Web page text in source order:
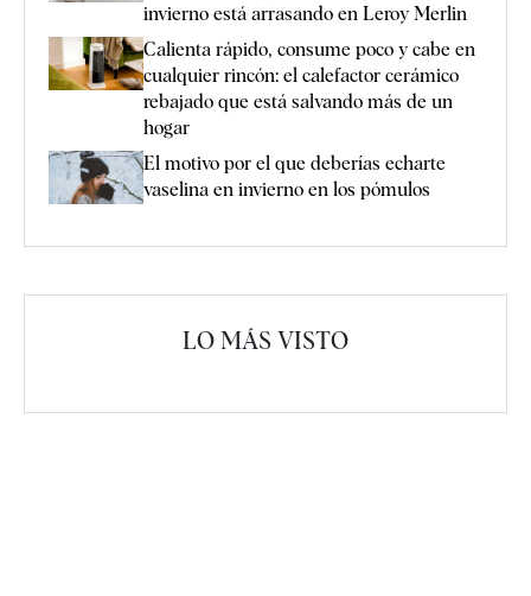
invierno está arrasando en Leroy Merlin
Calienta rápido, consume poco y cabe en
cualquier rincón: el calefactor cerámico
rebajado que está salvando más de un
hogar
El motivo por el que deberías echarte
vaselina en invierno en los pómulos
LO MÁS VISTO